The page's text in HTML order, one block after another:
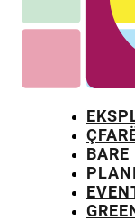
BARE